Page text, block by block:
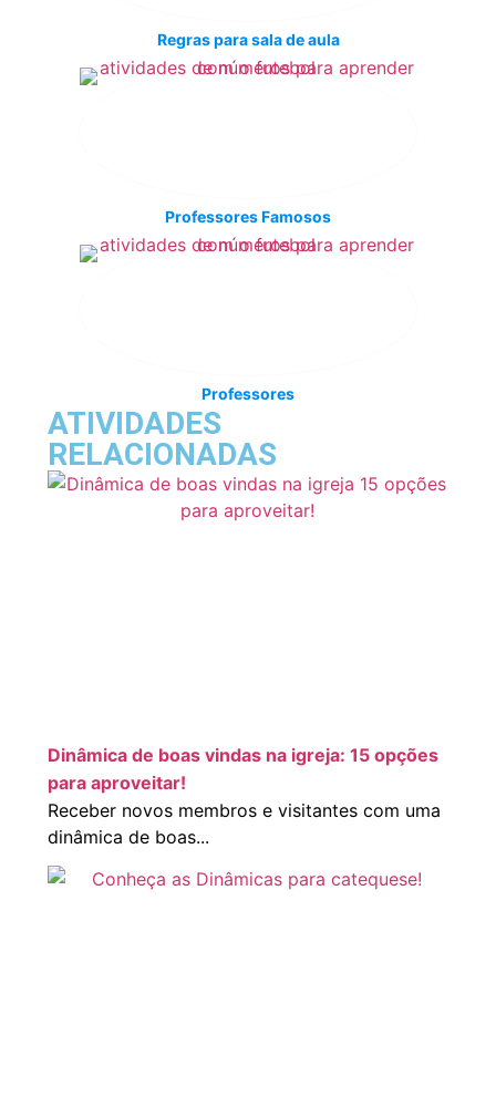
Regras para sala de aula
Professores Famosos
Professores
ATIVIDADES
RELACIONADAS
Dinâmica de boas vindas na igreja: 15 opções
para aproveitar!
Receber novos membros e visitantes com uma
dinâmica de boas...